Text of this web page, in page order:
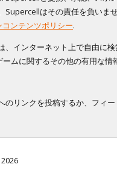
Supercellはその責任を負いま
ンテンツポリシー.
、インターネット上で自由に
ムに関するその他の有用な情
のリンクを投稿するか、フィ